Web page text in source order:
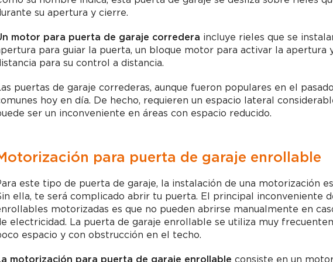
su apertura y cierre.
motor para puerta de garaje corredera incluye rieles que se
para guiar la puerta, un bloque motor para activar la apertura
para su control a distancia.
puertas de garaje correderas, aunque fueron populares en el
hoy en día. De hecho, requieren un espacio lateral
ser un inconveniente en áreas con espacio reducido.
para puerta de garaje enrollable
este tipo de puerta de garaje, la instalación de una motorización
ella, te será complicado abrir tu puerta. El principal inconveniente
motorizadas es que no pueden abrirse manualmente en
electricidad. La puerta de garaje enrollable se utiliza muy
espacio y con obstrucción en el techo.
motorización para puerta de garaje enrollable consiste en un